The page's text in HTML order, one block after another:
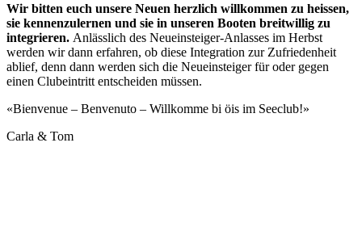
Wir bitten euch unsere Neuen herzlich willkommen zu heissen,
sie kennenzulernen und sie in unseren Booten breitwillig zu
integrieren. Anlässlich des Neueinsteiger-Anlasses im Herbst
werden wir dann erfahren, ob diese Integration zur Zufriedenheit
ablief, denn dann werden sich die Neueinsteiger für oder gegen
einen Clubeintritt entscheiden müssen.
«Bienvenue – Benvenuto – Willkomme bi öis im Seeclub!»
Carla & Tom